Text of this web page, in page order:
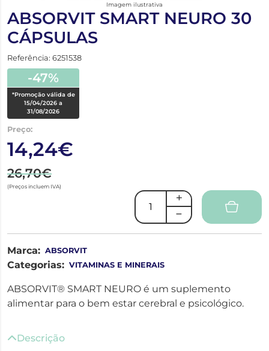
Imagem ilustrativa
ABSORVIT SMART NEURO 30
CÁPSULAS
Referência: 6251538
-47%
*Promoção válida de
15/04/2026 a
31/08/2026
Preço:
14,24€
26,70€
(Preços incluem IVA)
Marca: ABSORVIT
Categorias: VITAMINAS E MINERAIS
ABSORVIT® SMART NEURO é um suplemento
alimentar para o bem estar cerebral e psicológico.
Descrição